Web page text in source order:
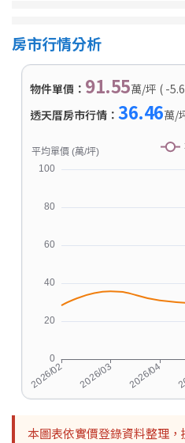
房市行情分析
物件單價： 91.55萬/坪 ( -
透天厝房市行情： 36.46萬/
本圖表依實價登錄資料整理